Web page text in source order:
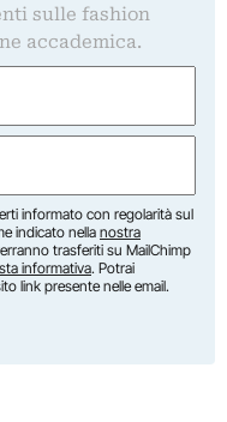
sulle fashion
accademica.
informato con regolarità sul
indicato nella nostra
trasferiti su MailChimp
informativa. Potrai
link presente nelle email.